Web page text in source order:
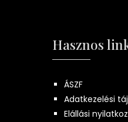
Hasznos
ÁSZF
Adatkezelési
Elállási